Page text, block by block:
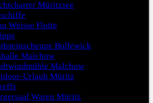
Müritzsee
Weisse Flotte
Bollewick
Malchow
Malchow
Urlaub Müritz
Waren Müritz